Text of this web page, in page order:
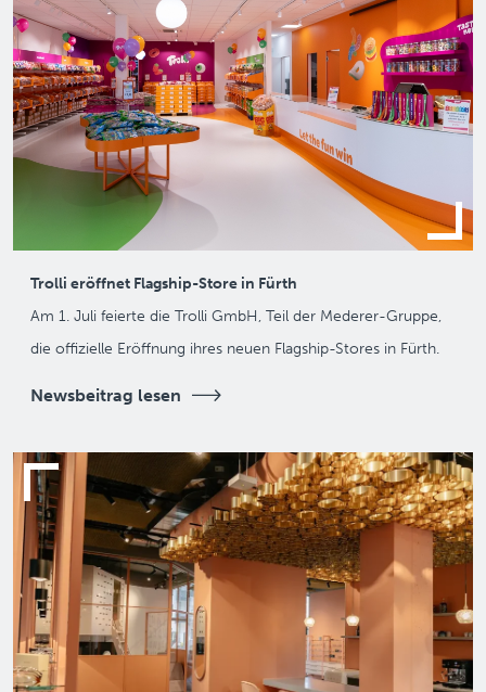
Trolli eröffnet Flagship-Store in Fürth
Am 1. Juli feierte die Trolli GmbH, Teil der Mederer-Gruppe,
die offizielle Eröffnung ihres neuen Flagship-Stores in Fürth.
Newsbeitrag lesen